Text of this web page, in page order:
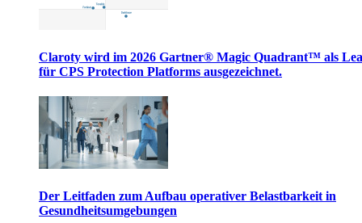
Claroty wird im 2026 Gartner® Magic Quadrant™ als
für CPS Protection Platforms ausgezeichnet.
Der Leitfaden zum Aufbau operativer Belastbarkeit in
Gesundheitsumgebungen